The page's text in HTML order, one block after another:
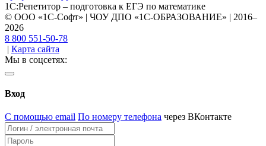
1С:Репетитор – подготовка к ЕГЭ по математике
© ООО «1С-Софт» | ЧОУ ДПО «1С-ОБРАЗОВАНИЕ» | 2016–
2026
8 800 551-50-78
| Карта сайта
Мы в соцсетях:
Вход
С помощью email По номеру телефона через ВКонтакте